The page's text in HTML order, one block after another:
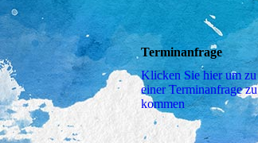
Terminanfrage
Klicken Sie hier um zu
einer Terminanfrage zu
kommen